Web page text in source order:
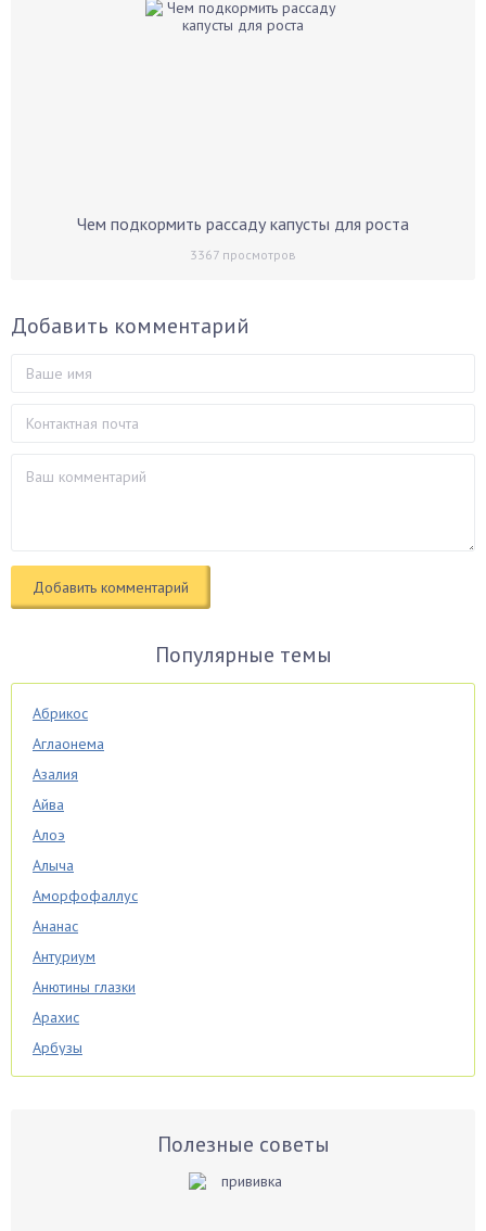
Чем подкормить рассаду капусты для роста
3367 просмотров
Добавить комментарий
Популярные темы
Абрикос
Аглаонема
Азалия
Айва
Алоэ
Алыча
Аморфофаллус
Ананас
Антуриум
Анютины глазки
Арахис
Арбузы
Аспарагус
Полезные советы